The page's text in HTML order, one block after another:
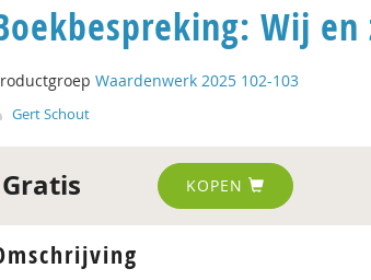
Wij
Waardenwerk 2025 102-103
Gert Schout
Gratis KOPEN